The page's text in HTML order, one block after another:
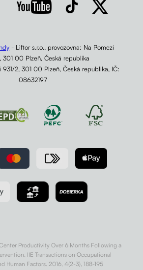
- Liftor s.r.o., provozovna: Na Pomezí
301 00 Plzeň, Česká republika
2, 301 00 Plzeň, Česká republika, IČ:
08632197
Productivity Over 6 Months Following a
IIE Transactions on Occupational
Human Factors. 2016, 4(2-3), 188-195